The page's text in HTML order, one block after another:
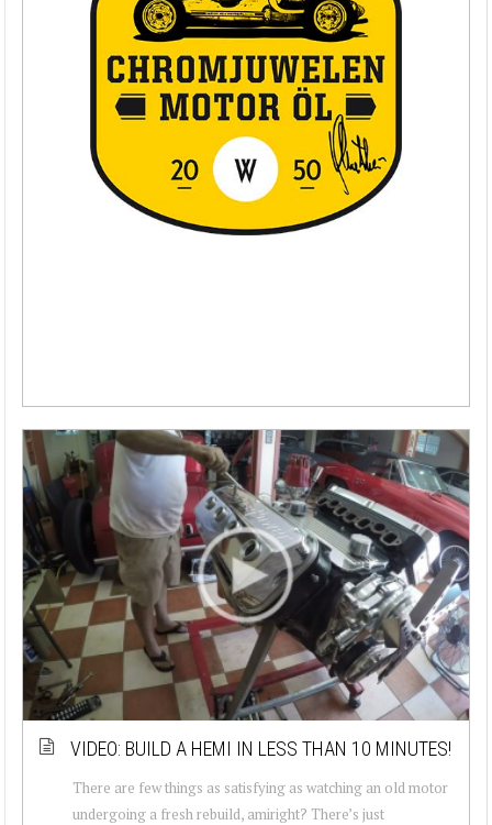
VIDEO: BUILD A HEMI IN LESS THAN 10 MINUTES!
There are few things as satisfying as watching an old motor
undergoing a fresh rebuild, amiright? There’s just